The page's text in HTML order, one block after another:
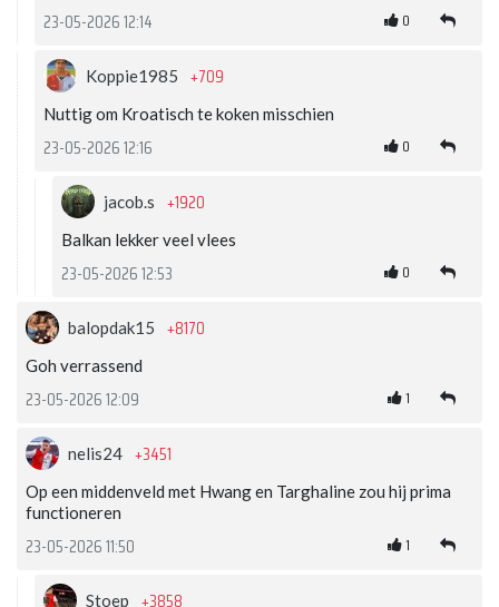
23-05-2026 12:14 0
Koppie1985 +709
Nuttig om Kroatisch te koken misschien
23-05-2026 12:16 0
jacob.s +1920
Balkan lekker veel vlees
23-05-2026 12:53 0
balopdak15 +8170
Goh verrassend
23-05-2026 12:09 1
nelis24 +3451
Op een middenveld met Hwang en Targhaline zou hij prima
functioneren
23-05-2026 11:50 1
Stoep +3858